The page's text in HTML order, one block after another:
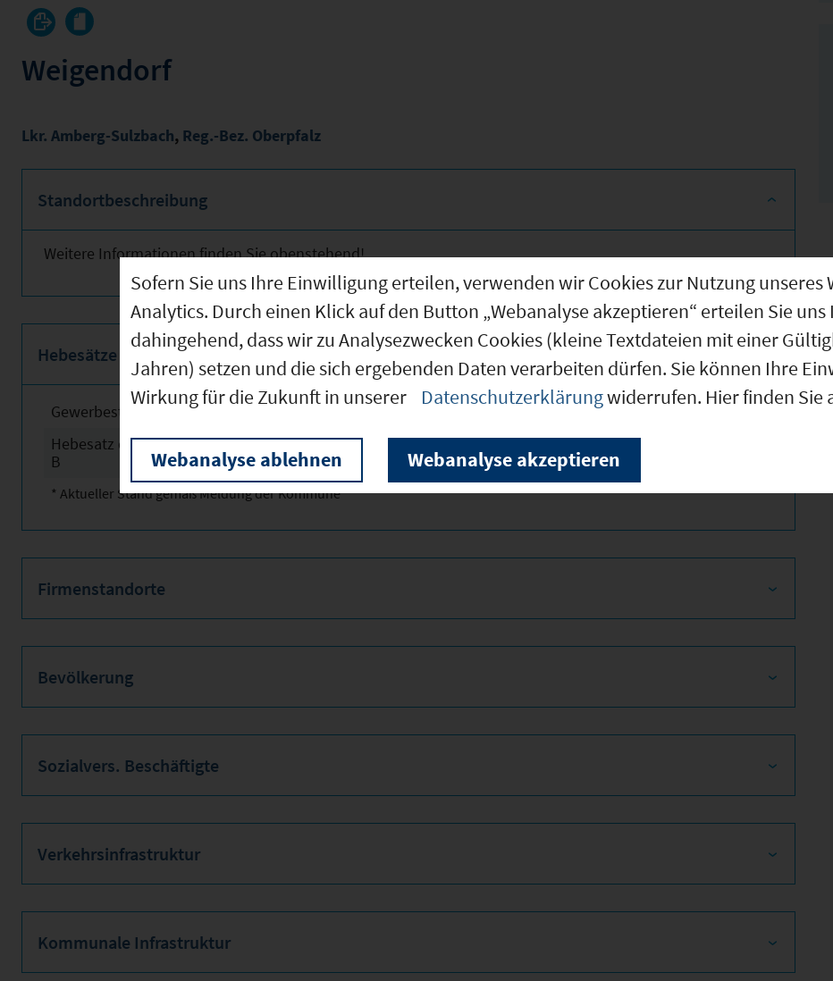
Weigendorf
Lkr. Amberg-Sulzbach, Reg.-Bez. Oberpfalz
Standortbeschreibung
Weitere Informationen finden Sie obenstehend!
Hebesätze
Gewerbesteuerhebesatz
Hebesatz der Grundsteuer
B
2025 200 *
* Aktueller Stand gemäß Meldung der Kommune
Firmenstandorte
Bevölkerung
Sozialvers. Beschäftigte
Verkehrsinfrastruktur
Kommunale Infrastruktur
Sofern Sie uns Ihre Einwilligung erteilen, verwenden wir Cookies zur Nutzung unseres
Analytics. Durch einen Klick auf den Button „Webanalyse akzeptieren“ erteilen Sie
dahingehend, dass wir zu Analysezwecken Cookies (kleine Textdateien mit einer
Jahren) setzen und die sich ergebenden Daten verarbeiten dürfen. Sie können Ihre
Wirkung für die Zukunft in unserer
Datenschutzerklärungwiderrufen. Hier finden
Webanalyse ablehnen Webanalyse akzeptieren